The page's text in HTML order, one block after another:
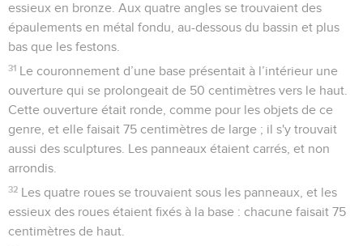
essieux en bronze. Aux quatre angles se trouvaient des
épaulements en métal fondu, au-dessous du bassin et plus
bas que les festons.
31 Le couronnement d’une base présentait à l’intérieur une
ouverture qui se prolongeait de 50 centimètres vers le haut.
Cette ouverture était ronde, comme pour les objets de ce
genre, et elle faisait 75 centimètres de large ; il s'y trouvait
aussi des sculptures. Les panneaux étaient carrés, et non
arrondis.
32 Les quatre roues se trouvaient sous les panneaux, et les
essieux des roues étaient fixés à la base : chacune faisait 75
centimètres de haut.